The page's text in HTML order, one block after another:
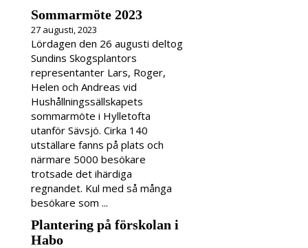
Sommarmöte 2023
27 augusti, 2023
Lördagen den 26 augusti deltog
Sundins Skogsplantors
representanter Lars, Roger,
Helen och Andreas vid
Hushållningssällskapets
sommarmöte i Hylletofta
utanför Sävsjö. Cirka 140
utställare fanns på plats och
närmare 5000 besökare
trotsade det ihärdiga
regnandet. Kul med så många
besökare som ...
Plantering på förskolan i
Habo